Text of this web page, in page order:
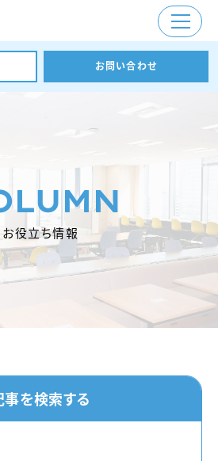
お問い合わせ
お役立ち情報
事を検索する